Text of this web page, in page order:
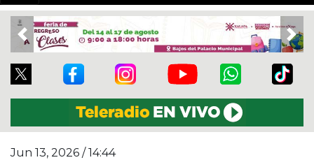
Previous
Jun 13, 2026 / 14:44